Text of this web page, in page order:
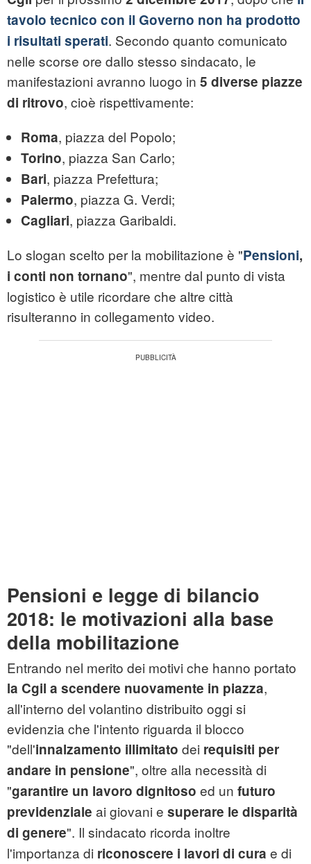
tavolo tecnico con il Governo non ha prodotto
i risultati sperati. Secondo quanto comunicato
nelle scorse ore dallo stesso sindacato, le
manifestazioni avranno luogo in 5 diverse piazze
di ritrovo, cioè rispettivamente:
Roma, piazza del Popolo;
Torino, piazza San Carlo;
Bari, piazza Prefettura;
Palermo, piazza G. Verdi;
Cagliari, piazza Garibaldi.
Lo slogan scelto per la mobilitazione è "Pensioni,
i conti non tornano", mentre dal punto di vista
logistico è utile ricordare che altre città
risulteranno in collegamento video.
Pensioni e legge di bilancio
2018: le motivazioni alla base
della mobilitazione
Entrando nel merito dei motivi che hanno portato
la Cgil a scendere nuovamente in piazza,
all'interno del volantino distribuito oggi si
evidenzia che l'intento riguarda il blocco
"dell'innalzamento illimitato dei requisiti per
andare in pensione", oltre alla necessità di
"garantire un lavoro dignitoso ed un futuro
previdenziale ai giovani e superare le disparità
di genere". Il sindacato ricorda inoltre
l'importanza di riconoscere i lavori di cura e di